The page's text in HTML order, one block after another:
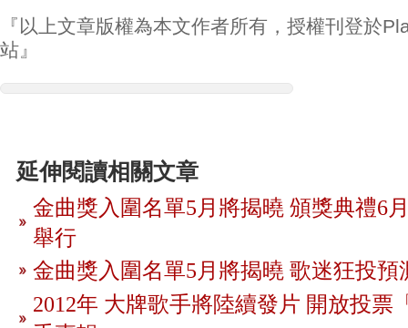
『以上文章版權為本文作者所有，授權刊登於
站』
延伸閱讀相關文章
金曲獎入圍名單5月將揭曉 頒獎典禮6
舉行
金曲獎入圍名單5月將揭曉 歌迷狂投預
2012年 大牌歌手將陸續發片 開放投票